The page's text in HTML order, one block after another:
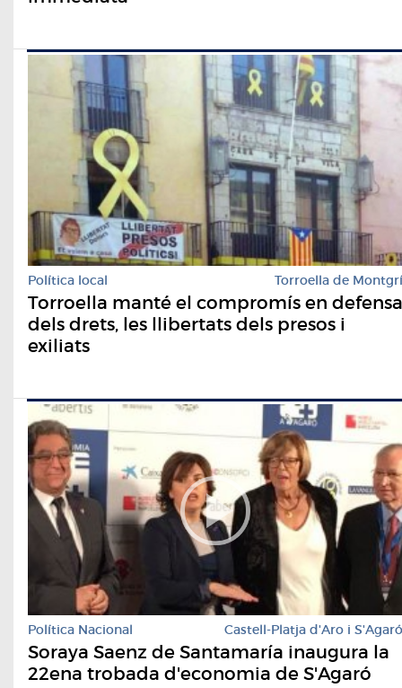
Política local Torroella de Montgrí
Torroella manté el compromís en defensa
dels drets, les llibertats dels presos i
exiliats
Política Nacional Castell-Platja d'Aro i S'Agaró
Soraya Saenz de Santamaría inaugura la
22ena trobada d'economia de S'Agaró